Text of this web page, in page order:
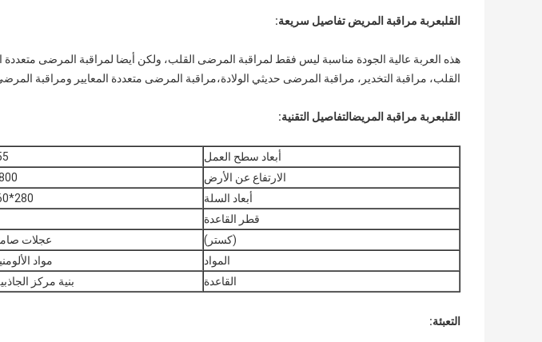
القلبعربة مراقبة المريض تفاصيل سريعة:
هذه العربة عالية الجودة مناسبة ليس فقط لمراقبة المرضى القلب، ولكن أيضا لمراقبة المرضى متعددة
القلب، مراقبة التخدير، مراقبة المرضى حديثي الولادة،مراقبة المرضى متعددة المعايير ومراقبة
القلبعربة مراقبة المريضالتفاصيل التقنية:
أبعاد سطح العمل
الارتفاع عن الأرض
أبعاد السلة
280*160*100ملم
قطر القاعدة
(كستر)
عجلات صامتة 3
المواد
مواد
القاعدة
بنية مركز
التعبئة: